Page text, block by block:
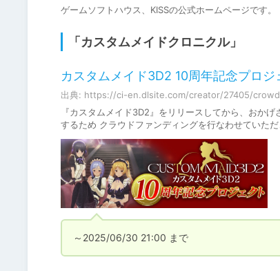
ゲームソフトハウス、KISSの公式ホームページです。
「カスタムメイドクロニクル」
カスタムメイド3D2 10周年記念プロ
出典: https://ci-en.dlsite.com/creator/27405/
『カスタムメイド3D2』をリリースしてから、おか
するため クラウドファンディングを行なわせていただ
～2025/06/30 21:00 まで